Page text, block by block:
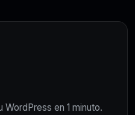
WordPress en 1 minuto.